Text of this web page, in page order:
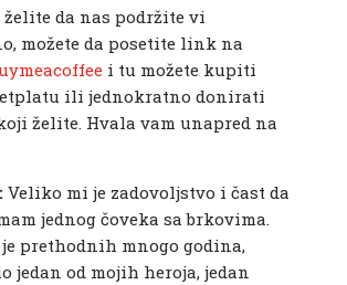
želite da nas podržite vi
možete da posetite link na
i tu možete kupiti
ili jednokratno donirati
želite. Hvala vam unapred na
Veliko mi je zadovoljstvo i čast da
jednog čoveka sa brkovima.
prethodnih mnogo godina,
jedan od mojih heroja, jedan